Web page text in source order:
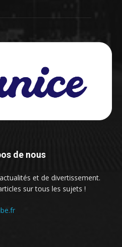
de nous
et de divertissement.
sur tous les sujets !